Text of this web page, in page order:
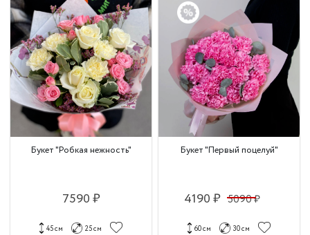
Букет "Робкая нежность"
7590 ₽
45 см 25 см
Букет "Первый поцелуй"
4190 ₽ 5090 ₽
60 см 30 см